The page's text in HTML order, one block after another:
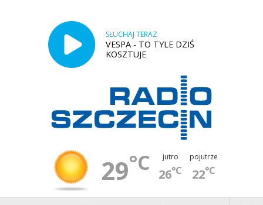
SŁUCHAJ TERAZ
VESPA - TO TYLE DZIŚ
KOSZTUJE
29°C jutro
26°C
pojutrze
22°C